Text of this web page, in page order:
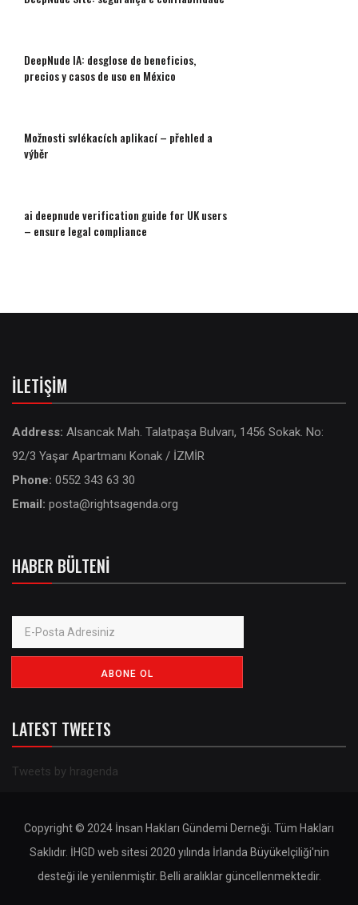
DeepNude IA: desglose de beneficios,
precios y casos de uso en México
Možnosti svlékacích aplikací – přehled a
výběr
ai deepnude verification guide for UK users
– ensure legal compliance
İLETIŞIM
Address: Alsancak Mah. Talatpaşa Bulvarı, 1456 Sokak. No:
92/3 Yaşar Apartmanı Konak / İZMİR
Phone: 0552 343 63 30
Email: posta@rightsagenda.org
HABER BÜLTENI
LATEST TWEETS
Tweets by hragenda
Copyright © 2024 İnsan Hakları Gündemi Derneği. Tüm Hakları
Saklıdır. İHGD web sitesi 2020 yılında İrlanda Büyükelçiliği'nin
desteği ile yenilenmiştir. Belli aralıklar güncellenmektedir.